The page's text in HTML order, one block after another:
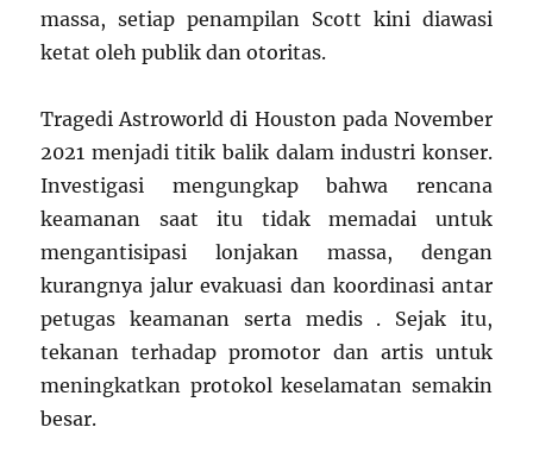
massa, setiap penampilan Scott kini diawasi
ketat oleh publik dan otoritas.
Tragedi Astroworld di Houston pada November
2021 menjadi titik balik dalam industri konser.
Investigasi mengungkap bahwa rencana
keamanan saat itu tidak memadai untuk
mengantisipasi lonjakan massa, dengan
kurangnya jalur evakuasi dan koordinasi antar
petugas keamanan serta medis . Sejak itu,
tekanan terhadap promotor dan artis untuk
meningkatkan protokol keselamatan semakin
besar.